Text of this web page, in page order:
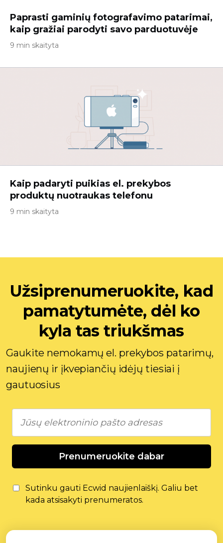
Paprasti gaminių fotografavimo patarimai,
kaip gražiai parodyti savo parduotuvėje
9 min skaityta
Kaip padaryti puikias el. prekybos
produktų nuotraukas telefonu
9 min skaityta
Užsiprenumeruokite, kad
pamatytumėte, dėl ko
kyla tas triukšmas
Gaukite nemokamų el. prekybos patarimų,
naujienų ir įkvepiančių idėjų tiesiai į
gautuosius
Prenumeruokite dabar
Sutinku gauti Ecwid naujienlaiškį. Galiu bet
kada atsisakyti prenumeratos.